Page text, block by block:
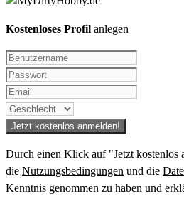
Kostenloses Profil anlegen
Durch einen Klick auf "Jetzt kostenlos
die Nutzungsbedingungen und die
Kenntnis genommen zu haben und